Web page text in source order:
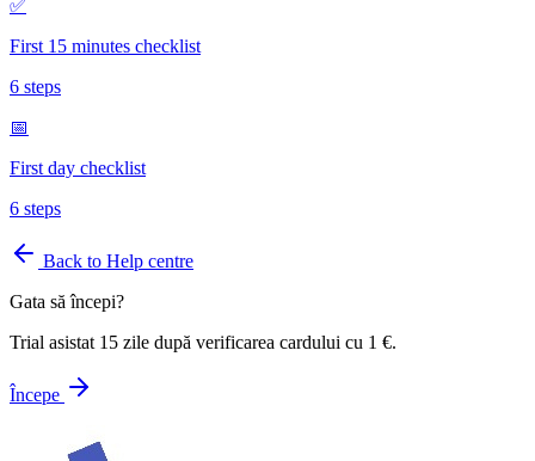
✅
First 15 minutes checklist
6 steps
📅
First day checklist
6 steps
Back to Help centre
Gata să începi?
Trial asistat 15 zile după verificarea cardului cu 1 €.
Începe